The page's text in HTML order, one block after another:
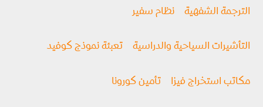
الترجمة الشفهية نظام سفير
التأشيرات السياحية والدراسية تعبئة نموذج كوفيد
مكاتب استخراج فيزا تأمين كورونا